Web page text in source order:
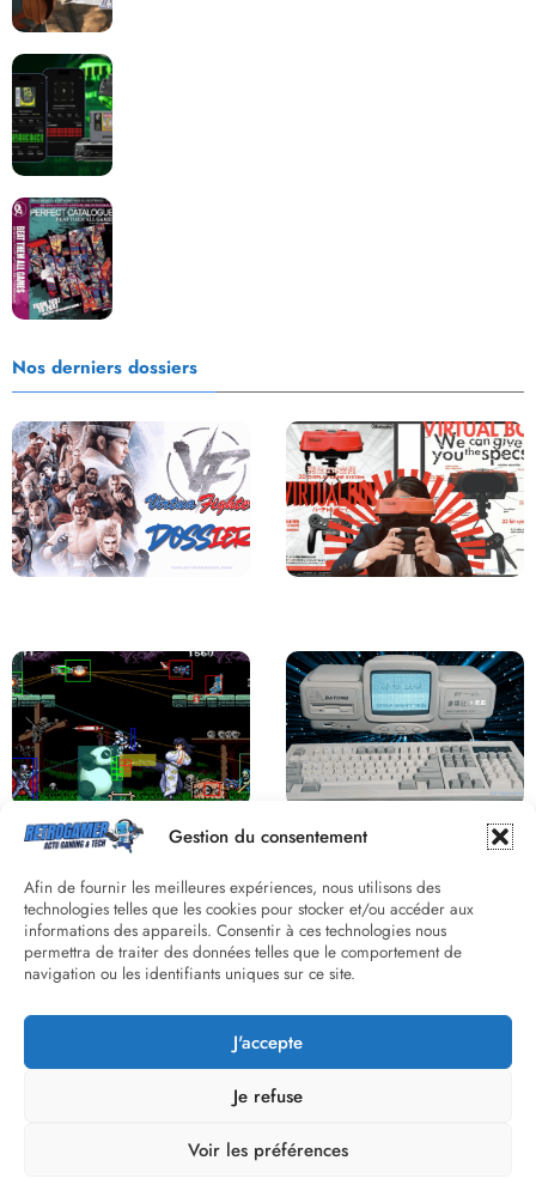
Gestion du consentement
Afin de fournir les meilleures expériences, nous utilisons des
technologies telles que les cookies pour stocker et/ou accéder aux
informations des appareils. Consentir à ces technologies nous
permettra de traiter des données telles que le comportement de
navigation ou les identifiants uniques sur ce site.
J'accepte
Je refuse
Voir les préférences
Nos derniers dossiers
Derrière le pixel : L’art caché de la
hitbox
Une machine incroyable et
inconnue : le Batong BT-686
Street Fighter II : L’Odyssée d’une